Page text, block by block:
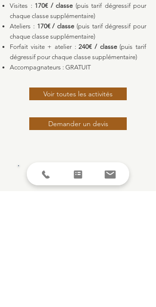
Visites : 170€ / classe (puis tarif dégressif pour
chaque classe supplémentaire)
Ateliers : 170€ / classe (puis tarif dégressif pour
chaque classe supplémentaire)
Forfait visite + atelier :240€ / classe(puis tarif
dégressif pour chaque classe supplémentaire)
Accompagnateurs : GRATUIT
Voir toutes les activités
Demander un devis
CONTACT REPÈRE(S)
Restaurant